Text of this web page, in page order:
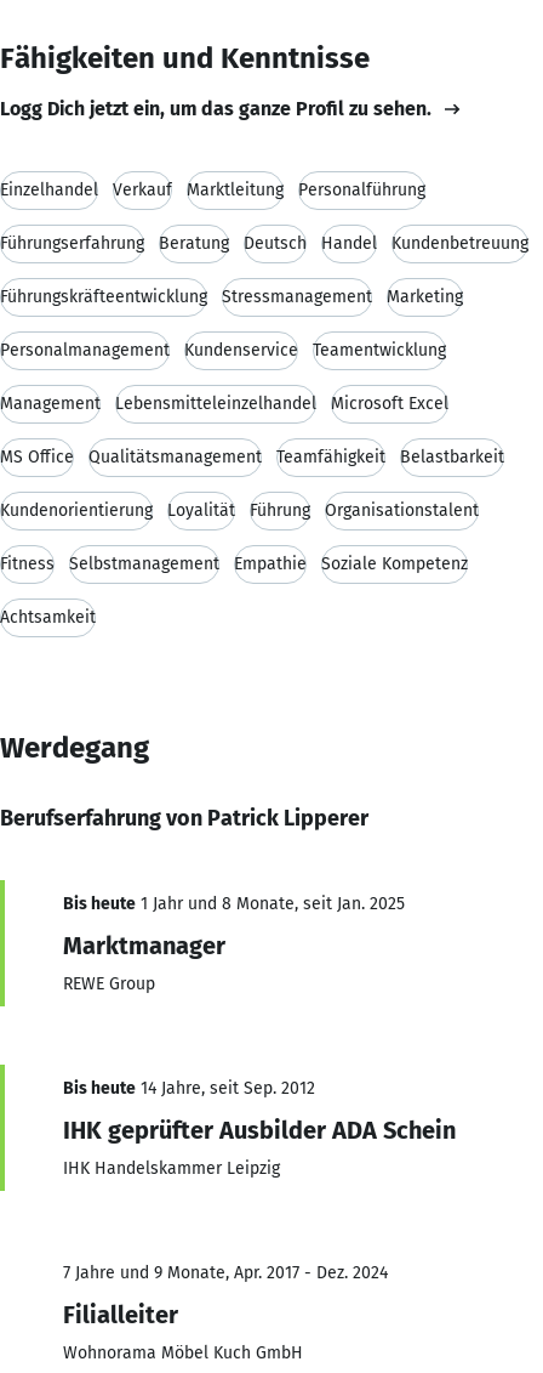
Fähigkeiten und Kenntnisse
Logg Dich jetzt ein, um das ganze Profil zu sehen.
Einzelhandel Verkauf Marktleitung Personalführung
Führungserfahrung Beratung Deutsch Handel Kundenbetreuung
Führungskräfteentwicklung Stressmanagement Marketing
Personalmanagement Kundenservice Teamentwicklung
Management Lebensmitteleinzelhandel Microsoft Excel
MS Office Qualitätsmanagement Teamfähigkeit Belastbarkeit
Kundenorientierung Loyalität Führung Organisationstalent
Fitness Selbstmanagement Empathie Soziale Kompetenz
Achtsamkeit
Werdegang
Berufserfahrung von Patrick Lipperer
Bis heute 1 Jahr und 8 Monate, seit Jan. 2025
Marktmanager
REWE Group
Bis heute 14 Jahre, seit Sep. 2012
IHK geprüfter Ausbilder ADA Schein
IHK Handelskammer Leipzig
7 Jahre und 9 Monate, Apr. 2017 - Dez. 2024
Filialleiter
Wohnorama Möbel Kuch GmbH